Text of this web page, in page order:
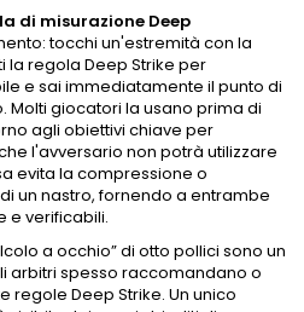
di misurazione Deep
tocchi un'estremità con la
la regola Deep Strike per
e sai immediatamente il punto di
Molti giocatori la usano prima di
agli obiettivi chiave per
l'avversario non potrà utilizzare
evita la compressione o
un nastro, fornendo a entrambe
e verificabili.
a occhio” di otto pollici sono un
arbitri spesso raccomandano o
regole Deep Strike. Un unico